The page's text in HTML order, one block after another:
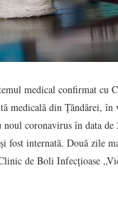
medical confirmat cu
medicală din Țăndărei, în
noul coronavirus în data
fost internată. Două zile
de Boli Infecțioase